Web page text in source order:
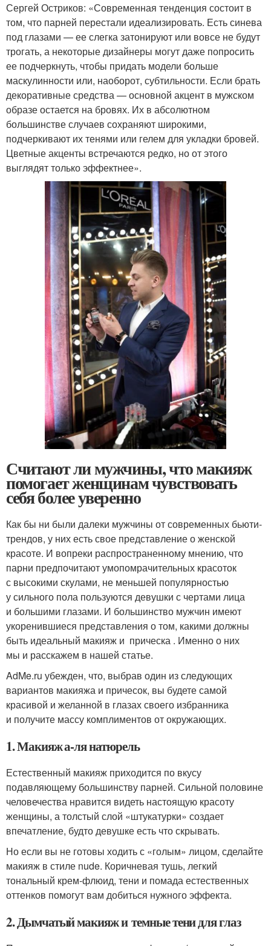
Сергей Остриков: «Современная тенденция состоит в
том, что парней перестали идеализировать. Есть синева
под глазами — ее слегка затонируют или вовсе не будут
трогать, а некоторые дизайнеры могут даже попросить
ее подчеркнуть, чтобы придать модели больше
маскулинности или, наоборот, субтильности. Если брать
декоративные средства — основной акцент в мужском
образе остается на бровях. Их в абсолютном
большинстве случаев сохраняют широкими,
подчеркивают их тенями или гелем для укладки бровей.
Цветные акценты встречаются редко, но от этого
выглядят только эффектнее».
Считают ли мужчины, что макияж
помогает женщинам чувствовать
себя более уверенно
Как бы ни были далеки мужчины от современных бьюти-
трендов, у них есть свое представление о женской
красоте. И вопреки распространенному мнению, что
парни предпочитают умопомрачительных красоток
с высокими скулами, не меньшей популярностью
у сильного пола пользуются девушки с чертами лица
и большими глазами. И большинство мужчин имеют
укоренившиеся представления о том, какими должны
быть идеальный макияж и прическа . Именно о них
мы и расскажем в нашей статье.
AdMe.ru убежден, что, выбрав один из следующих
вариантов макияжа и причесок, вы будете самой
красивой и желанной в глазах своего избранника
и получите массу комплиментов от окружающих.
1. Макияж а-ля натюрель
Естественный макияж приходится по вкусу
подавляющему большинству парней. Сильной половине
человечества нравится видеть настоящую красоту
женщины, а толстый слой «штукатурки» создает
впечатление, будто девушке есть что скрывать.
Но если вы не готовы ходить с «голым» лицом, сделайте
макияж в стиле nude. Коричневая тушь, легкий
тональный крем-флюид, тени и помада естественных
оттенков помогут вам добиться нужного эффекта.
2. Дымчатый макияж и темные тени для глаз